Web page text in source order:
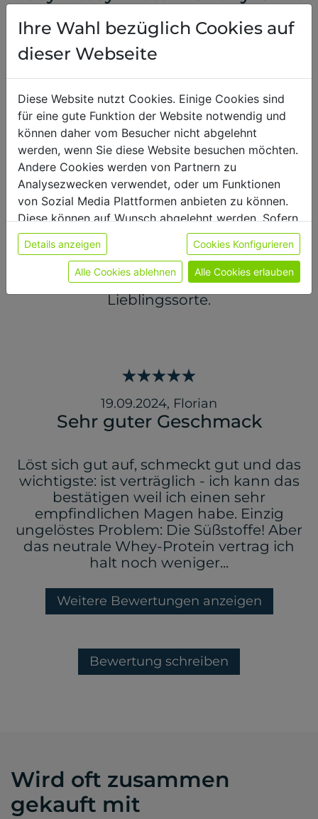
Im Joghurt mit roten Ripeseln, mit
Haferflocken beste. :-)
09.07.2026 Elisa
Pfirsich-Kokos ist jetzt nicht mein Favorit
- ich meine es ist in Ordnung, aber die
anderen Sorten sind wesentlich besser!!
Zum Beispiel Vanille Walnuss oder
Schoko Haselnuss, das ist sowieso meine
Lieblingssorte.
19.09.2024, Florian
Sehr guter Geschmack
Löst sich gut auf, schmeckt gut und das
wichtigste: ist verträglich - ich kann das
bestätigen weil ich einen sehr
empfindlichen Magen habe. Einzig
ungelöstes Problem: Die Süßstoffe! Aber
das neutrale Whey-Protein vertrag ich
halt noch weniger...
Weitere Bewertungen anzeigen
Bewertung schreiben
Wird oft zusammen
gekauft mit
Ihre Wahl bezüglich Cookies auf
dieser Webseite
Diese Website nutzt Cookies. Einige Cookies sind
für eine gute Funktion der Website notwendig und
können daher vom Besucher nicht abgelehnt
werden, wenn Sie diese Website besuchen möchten.
Andere Cookies werden von Partnern zu
Analysezwecken verwendet, oder um Funktionen
von Sozial Media Plattformen anbieten zu können.
Diese können auf Wunsch abgelehnt werden. Sofern
sie unsere Webseite weiter nutzen, geben Sie
Einwilligung zu unseren Cookies.
Weitere Informationen finden sie in unserer
Datenschutzerklärungbzw. im Impressum
Details anzeigen Cookies Konfigurieren
Alle Cookies ablehnen Alle Cookies erlauben